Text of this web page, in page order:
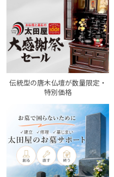
伝統型の唐木仏壇が数量限定・
特別価格